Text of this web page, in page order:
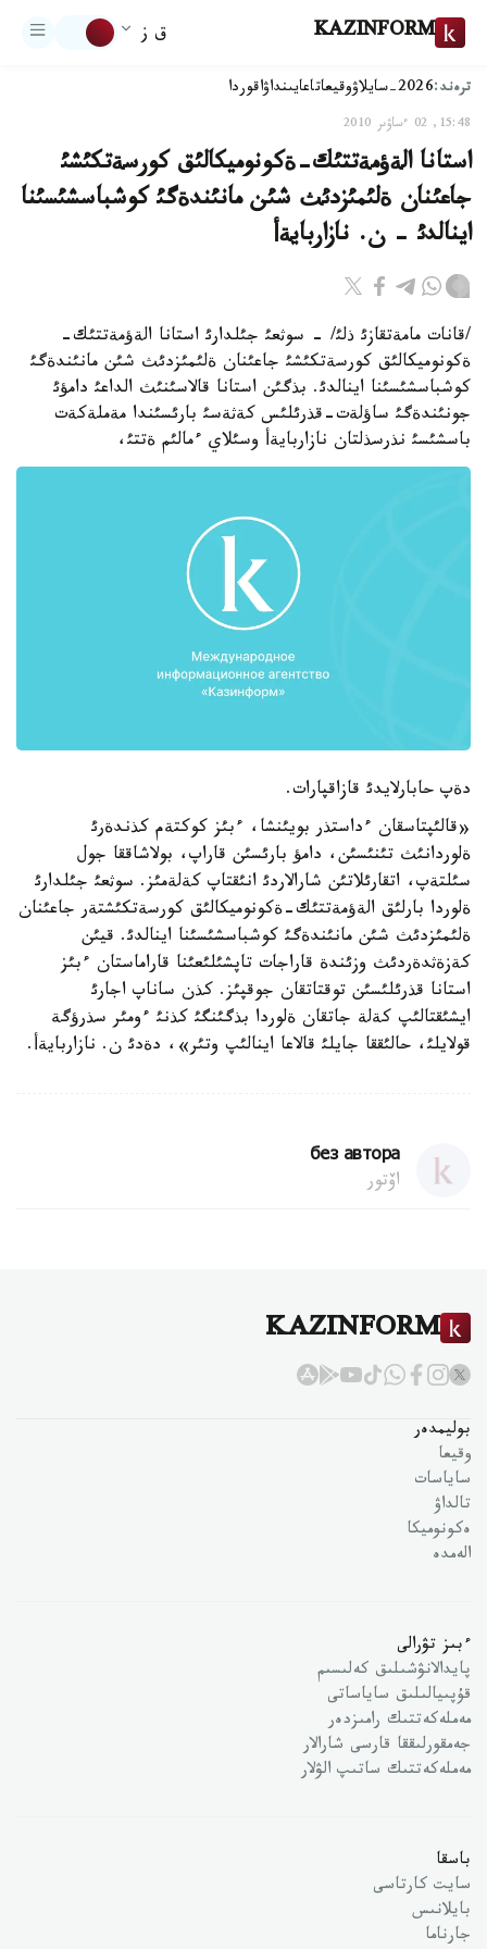
KAZINFORM ق ز
ترەند:2026-سايلاۋ وقيعاتاعايىنداۋاقوردا
15:48, 02 ءساۋىر 2010
استانا الةؤمةتتئك-ةكونوميكالئق كورسةتكئشئ
جاعئنان ةلئمئزدئث شئن مانئندةگئ كوشباسشئسئنا
اينالدئ - ن. نازاربايةأ
/قانات مامةتقازئ ذلئ/ - سوثعئ جئلدارئ استانا الةؤمةتتئك-
ةكونوميكالئق كورسةتكئشئ جاعئنان ةلئمئزدئث شئن مانئندةگئ
كوشباسشئسئنا اينالدئ. بذگئن استانا قالاسئنئث الداعئ دامؤئ
جونئندةگئ ساؤلةت-قذرئلئس كةثةسئ بارئسئندا مةملةكةت
باسشئسئ نذرسذلتان نازاربايةأ وسئلاي ءمالئم ةتتئ،
دةپ حابارلايدئ قازاقپارات.
«قالئپتاسقان ءداستذر بويئنشا، ءبئز كوكتةم كذندةرئ
ةلوردانئث تئنئسئن، دامؤ بارئسئن قاراپ، بولاشاققا جول
سئلتةپ، اتقارئلاتئن شارالاردئ انئقتاپ كةلةمئز. سوثعئ جئلدارئ
ةلوردا بارلئق الةؤمةتتئك-ةكونوميكالئق كورسةتكئشتةر جاعئنان
ةلئمئزدئث شئن مانئندةگئ كوشباسشئسئنا اينالدئ. قيئن
كةزةثدةردئث وزئندة قاراجات تاپشئلئعئنا قاراماستان ءبئز
استانا قذرئلئسئن توقتاتقان جوقپئز. كذن ساناپ اجارئ
ايشئقتالئپ كةلة جاتقان ةلوردا بذگئنگئ كذنئ ءومئر سذرؤگة
قولايلئ، حالئققا جايلئ قالاعا اينالئپ وتئر»، دةدئ ن. نازاربايةأ.
без автора
اۆتور
KAZINFORM
بوليمدەر
وقيعا
ساياسات
تالداۋ
ەكونوميكا
الەمدە
ءبىز تۋرالى
پايدالانۋشىلىق كەلىسىم
قۇپىيالىلىق ساياساتى
مەملەكەتتىك رامىزدەر
جەمقورلىققا قارسى شارالار
مەملەكەتتىك ساتىپ الۋلار
باسقا
سايت كارتاسى
بايلانىس
جارناما